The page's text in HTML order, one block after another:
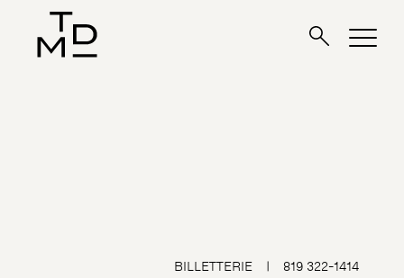
BILLETTERIE | 819 322-1414